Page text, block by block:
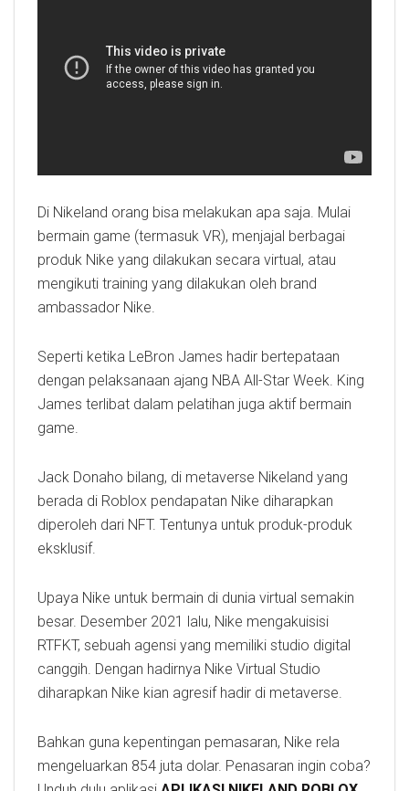
Di Nikeland orang bisa melakukan apa saja. Mulai
bermain game (termasuk VR), menjajal berbagai
produk Nike yang dilakukan secara virtual, atau
mengikuti training yang dilakukan oleh brand
ambassador Nike.
Seperti ketika LeBron James hadir bertepataan
dengan pelaksanaan ajang NBA All-Star Week. King
James terlibat dalam pelatihan juga aktif bermain
game.
Jack Donaho bilang, di metaverse Nikeland yang
berada di Roblox pendapatan Nike diharapkan
diperoleh dari NFT. Tentunya untuk produk-produk
eksklusif.
Upaya Nike untuk bermain di dunia virtual semakin
besar. Desember 2021 lalu, Nike mengakuisisi
RTFKT, sebuah agensi yang memiliki studio digital
canggih. Dengan hadirnya Nike Virtual Studio
diharapkan Nike kian agresif hadir di metaverse.
Bahkan guna kepentingan pemasaran, Nike rela
mengeluarkan 854 juta dolar. Penasaran ingin coba?